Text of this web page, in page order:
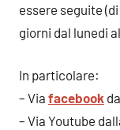
essere seguite
giorni dal lunedi
In particolare:
– Via facebook
– Via Youtube